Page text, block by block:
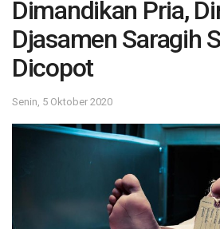
Dimandikan Pria,
Djasamen Saragih
Dicopot
Senin, 5 Oktober 2020